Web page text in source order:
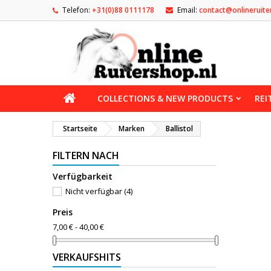
Telefon: +31(0)88 0111178 Email:
COLLECTIONS & NEW PRODUCTS
Startseite Marken Ballistol
FILTERN NACH
Verfügbarkeit
Nicht verfügbar(4)
Preis
7,00 € - 40,00 €
VERKAUFSHITS